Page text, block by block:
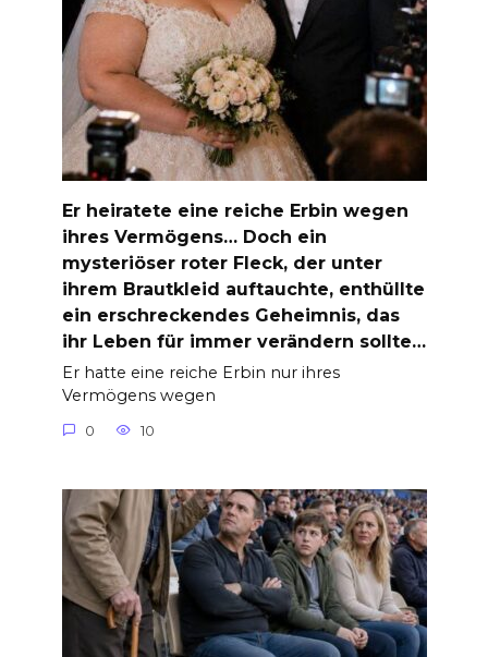
Er heiratete eine reiche Erbin wegen
ihres Vermögens… Doch ein
mysteriöser roter Fleck, der unter
ihrem Brautkleid auftauchte, enthüllte
ein erschreckendes Geheimnis, das
ihr Leben für immer verändern sollte…
Er hatte eine reiche Erbin nur ihres
Vermögens wegen
0 10